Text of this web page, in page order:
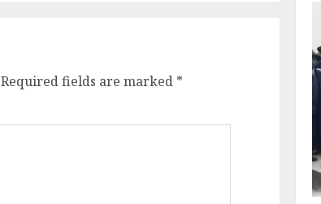
Required fields are marked *